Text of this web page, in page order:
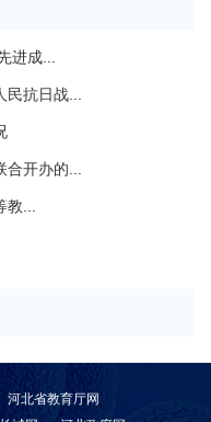
进成...
抗日战...
开办的...
...
河北省教育厅网